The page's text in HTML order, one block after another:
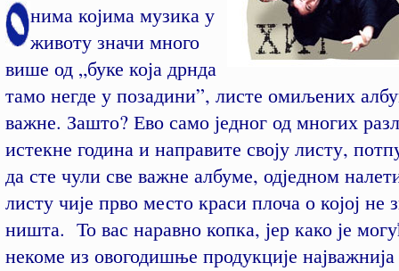
нима којима музика у
животу значи много
више од „буке која дрнда
тамо негде у позадини”, листе омиљених
важне. Зашто? Ево само једног од многих
истекне година и направите своју листу,
да сте чули све важне албуме, одједном
листу чије прво место краси плоча о којој не
ништа. То вас наравно копка, јер како је
некоме из овогодишње продукције најважнија